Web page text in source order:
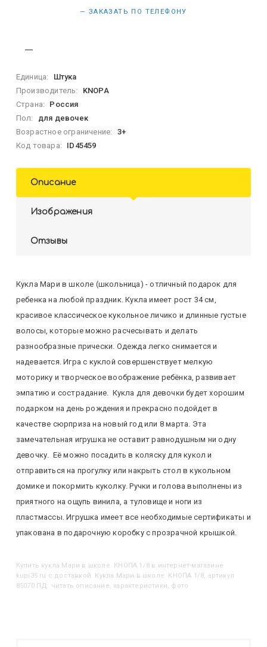
— ЗАКАЗАТЬ ПО ТЕЛЕФОНУ
Единица:
Штука
Производитель:
KNOPA
Страна:
Россия
Пол:
для девочек
Возрастное ограничение:
3+
Код товара:
ID45459
Описание
Изображения
Отзывы
Кукла Мари в школе (школьница) - отличный подарок для
ребенка на любой праздник. Кукла имеет рост 34 см,
красивое классическое кукольное личико и длинные густые
волосы, которые можно расчесывать и делать
разнообразные прически. Одежда легко снимается и
надевается. Игра с куклой совершенствует мелкую
моторику и творческое воображение ребёнка, развивает
эмпатию и сострадание. Кукла для девочки будет хорошим
подарком на день рождения и прекрасно подойдет в
качестве сюрприза на новый год или 8 марта. Эта
замечательная игрушка не оставит равнодушным ни одну
девочку. Её можно посадить в коляску для кукол и
отправиться на прогулку или накрыть стол в кукольном
домике и покормить куколку. Ручки и голова выполнены из
приятного на ощупь винила, а туловище и ноги из
пластмассы. Игрушка имеет все необходимые сертификаты и
упакована в подарочную коробку с прозрачной крышкой.
Купить Кукла Мари в школе. КНОПА 1/8 в интернет-магазине
kupi35.ru с доставкой. Кукла Мари в школе. КНОПА 1/8, артикул
85070 ПД: читать описание, характеристики, фото